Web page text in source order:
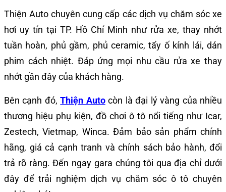
Thiện Auto chuyên cung cấp các dịch vụ chăm sóc xe
hơi uy tín tại TP. Hồ Chí Minh như rửa xe, thay nhớt
tuần hoàn, phủ gầm, phủ ceramic, tẩy ố kính lái, dán
phim cách nhiệt. Đáp ứng mọi nhu cầu rửa xe thay
nhớt gần đây của khách hàng.
Bên cạnh đó,Thiện Autocòn là đại lý vàng của nhiều
thương hiệu phụ kiện, đồ chơi ô tô nổi tiếng như Icar,
Zestech, Vietmap, Winca. Đảm bảo sản phẩm chính
hãng, giá cả cạnh tranh và chính sách bảo hành, đổi
trả rõ ràng. Đến ngay gara chúng tôi qua địa chỉ dưới
đây để trải nghiệm dịch vụ chăm sóc ô tô chuyên